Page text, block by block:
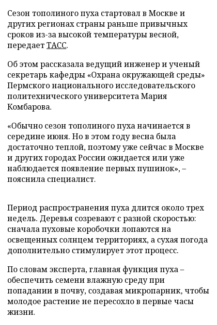
Сезон тополиного пуха стартовал в Москве и
других регионах страны раньше привычных
сроков из-за высокой температуры весной,
передаетТАСС.
Об этом рассказала ведущий инженер и ученый
секретарь кафедры «Охрана окружающей среды»
Пермского национального исследовательского
политехнического университета Мария
Комбарова.
«Обычно сезон тополиного пуха начинается в
середине июня. Но в этом году весна была
достаточно теплой, поэтому уже сейчас в Москве
и других городах России ожидается или уже
наблюдается появление первых пушинок», –
пояснила специалист.
Период распространения пуха длится около трех
недель. Деревья созревают с разной скоростью:
сначала пуховые коробочки лопаются на
освещенных солнцем территориях, а сухая погода
дополнительно стимулирует этот процесс.
По словам эксперта, главная функция пуха –
обеспечить семени влажную среду при
попадании в почву, создавая микропарник, чтобы
молодое растение не пересохло в первые часы
жизни.